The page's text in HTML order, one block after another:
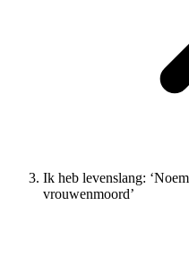
Ik heb levenslang:
vrouwenmoord’